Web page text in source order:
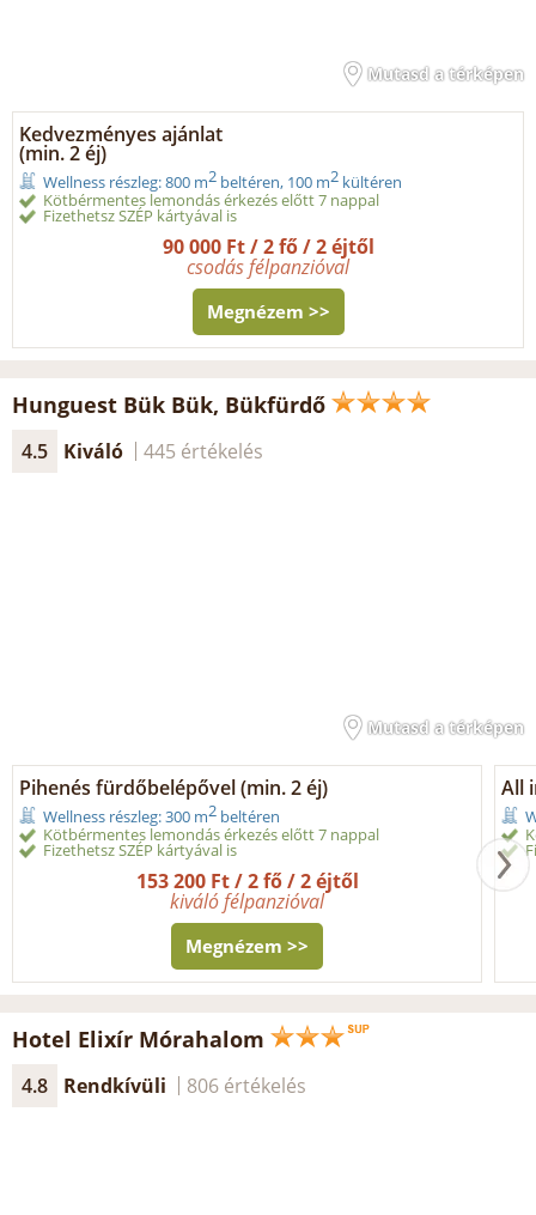
Mutasd a térképen
Kedvezményes ajánlat
(min. 2 éj)
Wellness részleg: 800 m2 beltéren, 100 m2 kültéren
Kötbérmentes lemondás érkezés előtt 7 nappal
Fizethetsz SZÉP kártyával is
90 000 Ft / 2 fő / 2 éjtől
csodás félpanzióval
Megnézem >>
Hunguest Bük Bük, Bükfürdő
4.5 Kiváló 445 értékelés
Mutasd a térképen
Pihenés fürdőbelépővel (min. 2 éj)
Wellness részleg: 300 m2 beltéren
Kötbérmentes lemondás érkezés előtt 7 nappal
Fizethetsz SZÉP kártyával is
153 200 Ft / 2 fő / 2 éjtől
kiváló félpanzióval
Megnézem >>
All
Hotel Elixír Mórahalom
4.8 Rendkívüli 806 értékelés